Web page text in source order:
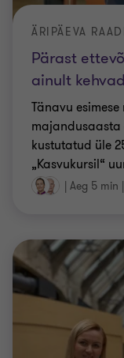
Pärast
ainult
ÄRIPÄEVA
Tänavu
kustutatud üle
„Kasvukursil“
| Aeg 5 min |